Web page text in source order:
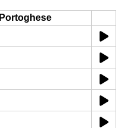
Portoghese